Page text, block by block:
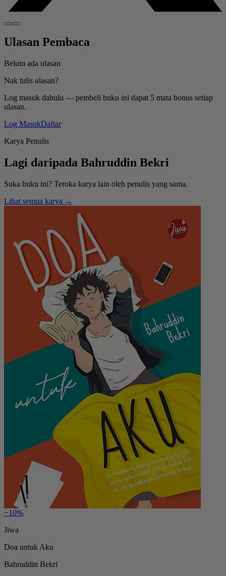
Ulasan Pembaca
Belum ada ulasan
Nak tulis ulasan?
Log masuk dahulu — pembeli buku ini dapat 5 mata bonus setiap
ulasan.
Log MasukDaftar
Karya Penulis
Lagi daripada Bahruddin Bekri
Suka buku ini? Teroka karya lain oleh penulis yang sama.
Lihat semua karya →
−10%
Jiwa
Doa untuk Aku
Bahruddin Bekri